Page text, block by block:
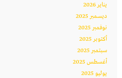
يناير 2026
ديسمبر 2025
نوفمبر 2025
أكتوبر 2025
سبتمبر 2025
أغسطس 2025
يوليو 2025